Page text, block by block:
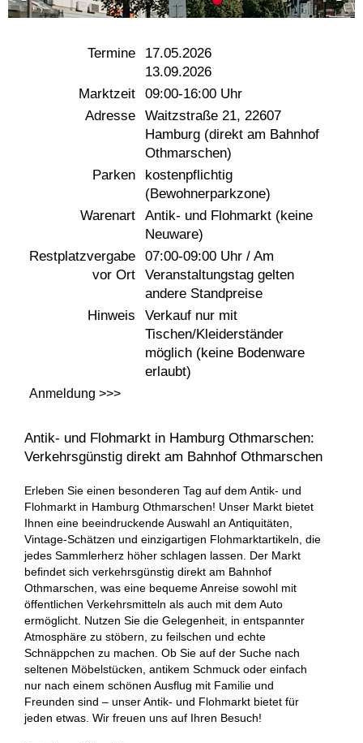
Termine
17.05.2026
13.09.2026
Marktzeit
09:00-16:00 Uhr
Adresse
Waitzstraße 21, 22607
Hamburg (direkt am Bahnhof
Othmarschen)
Parken
kostenpflichtig
(Bewohnerparkzone)
Warenart
Antik- und Flohmarkt (keine
Neuware)
Restplatzvergabe
vor Ort
07:00-09:00 Uhr / Am
Veranstaltungstag gelten
andere Standpreise
Hinweis
Verkauf nur mit
Tischen/Kleiderständer
möglich (keine Bodenware
erlaubt)
Anmeldung >>>
Antik- und Flohmarkt in Hamburg Othmarschen:
Verkehrsgünstig direkt am Bahnhof Othmarschen
Erleben Sie einen besonderen Tag auf dem Antik- und
Flohmarkt in Hamburg Othmarschen! Unser Markt bietet
Ihnen eine beeindruckende Auswahl an Antiquitäten,
Vintage-Schätzen und einzigartigen Flohmarktartikeln, die
jedes Sammlerherz höher schlagen lassen. Der Markt
befindet sich verkehrsgünstig direkt am Bahnhof
Othmarschen, was eine bequeme Anreise sowohl mit
öffentlichen Verkehrsmitteln als auch mit dem Auto
ermöglicht. Nutzen Sie die Gelegenheit, in entspannter
Atmosphäre zu stöbern, zu feilschen und echte
Schnäppchen zu machen. Ob Sie auf der Suche nach
seltenen Möbelstücken, antikem Schmuck oder einfach
nur nach einem schönen Ausflug mit Familie und
Freunden sind – unser Antik- und Flohmarkt bietet für
jeden etwas. Wir freuen uns auf Ihren Besuch!